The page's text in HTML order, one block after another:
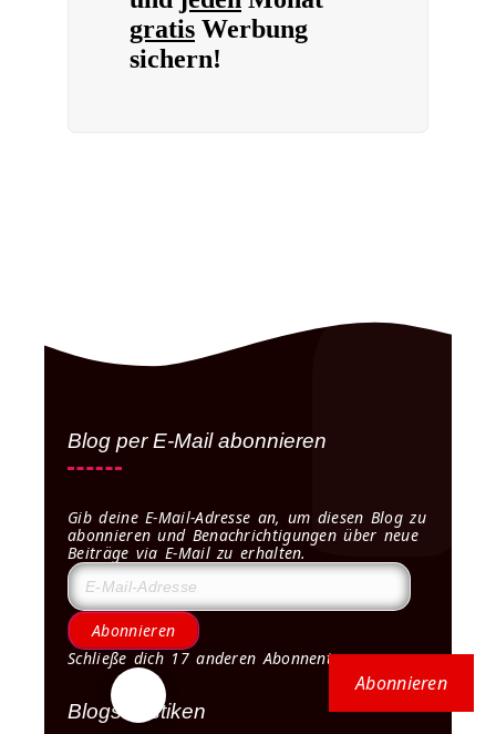
Blog per E-Mail abonnieren
Gib deine E-Mail-Adresse an, um diesen Blog zu
abonnieren und Benachrichtigungen über neue
Beiträge via E-Mail zu erhalten.
Abonnieren
Schließe dich 17 anderen Abonnenten an
Blogstatistiken
Abonnieren